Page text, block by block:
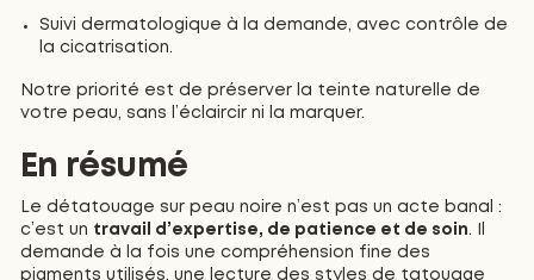
Suivi dermatologique à la demande, avec contrôle de
la cicatrisation.
Notre priorité est de préserver la teinte naturelle de
votre peau, sans l’éclaircir ni la marquer.
En résumé
Le détatouage sur peau noire n’est pas un acte banal :
c’est un travail d’expertise, de patience et de soin. Il
demande à la fois une compréhension fine des
pigments utilisés, une lecture des styles de tatouage